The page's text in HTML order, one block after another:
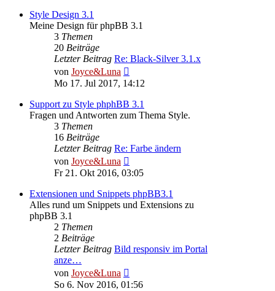
Style Design 3.1
Meine Design für phpBB 3.1
3 Themen
20 Beiträge
Letzter Beitrag Re: Black-Silver 3.1.x
von Joyce&Luna
Beitrag
Mo 17. Jul 2017, 14:12
Support zu Style phphBB 3.1
Fragen und Antworten zum Thema Style.
3 Themen
16 Beiträge
Letzter Beitrag Re: Farbe ändern
von Joyce&Luna
Beitrag
Fr 21. Okt 2016, 03:05
Extensionen und Snippets phpBB3.1
Alles rund um Snippets und Extensions zu
phpBB 3.1
2 Themen
2 Beiträge
Letzter Beitrag Bild responsiv im Portal
anze…
von Joyce&Luna
Beitrag
So 6. Nov 2016, 01:56